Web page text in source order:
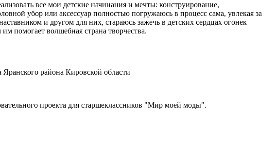
все мои детские начинания и мечты: конструирование,
убор или аксессуар полностью погружаюсь в процесс сама, увлекая за
и другом для них, стараюсь зажечь в детских сердцах огонек
помогает волшебная страна творчества.
района Кировской области
проекта для старшеклассников "Мир моей моды".